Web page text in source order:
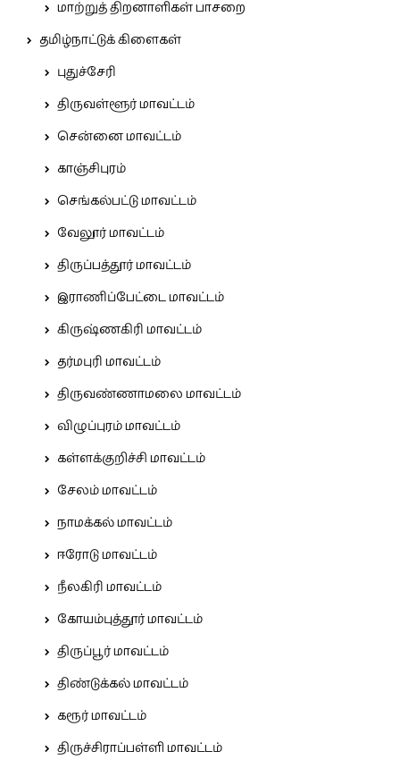
மாற்றுத் திறனாளிகள் பாசறை
தமிழ்நாட்டுக் கிளைகள்
புதுச்சேரி
திருவள்ளூர் மாவட்டம்
சென்னை மாவட்டம்
காஞ்சிபுரம்
செங்கல்பட்டு மாவட்டம்
வேலூர் மாவட்டம்
திருப்பத்தூர் மாவட்டம்
இராணிப்பேட்டை மாவட்டம்
கிருஷ்ணகிரி மாவட்டம்
தர்மபுரி மாவட்டம்
திருவண்ணாமலை மாவட்டம்
விழுப்புரம் மாவட்டம்
கள்ளக்குறிச்சி மாவட்டம்
சேலம் மாவட்டம்
நாமக்கல் மாவட்டம்
ஈரோடு மாவட்டம்
நீலகிரி மாவட்டம்
கோயம்புத்தூர் மாவட்டம்
திருப்பூர் மாவட்டம்
திண்டுக்கல் மாவட்டம்
கரூர் மாவட்டம்
திருச்சிராப்பள்ளி மாவட்டம்